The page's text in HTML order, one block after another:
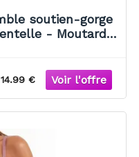
soutien-gorge
- Moutarde
14.99 €